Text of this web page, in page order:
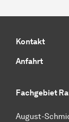
Kontakt
Anfahrt
Fachgebiet
August-